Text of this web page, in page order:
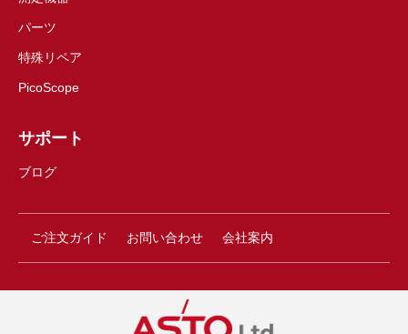
パーツ
特殊リペア
PicoScope
サポート
ブログ
ご注文ガイド お問い合わせ 会社案内